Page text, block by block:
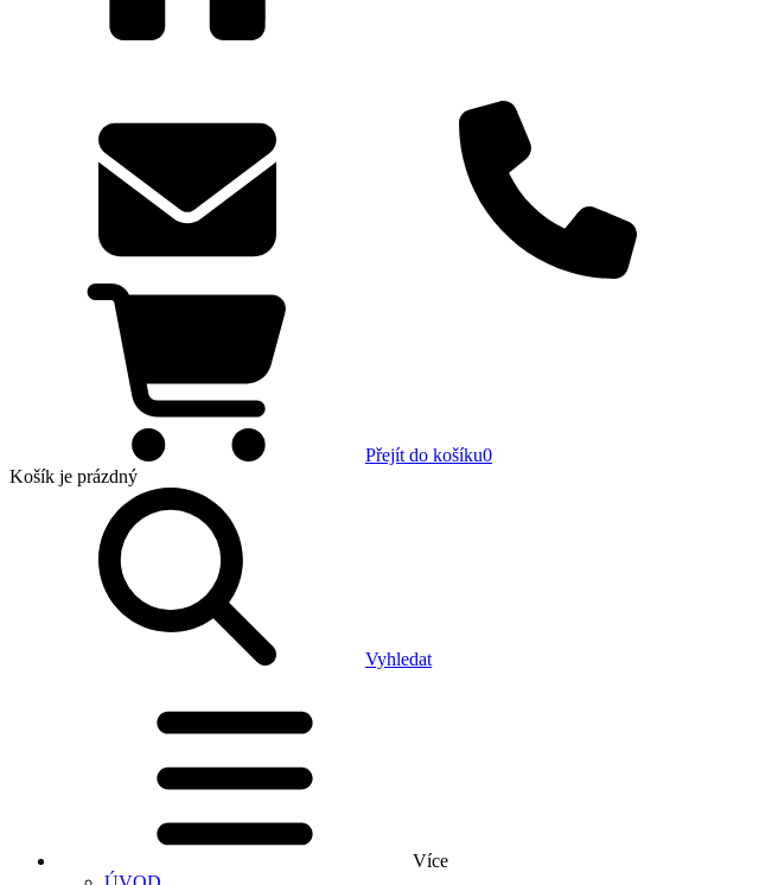
Přejít do košíku0
Košík je prázdný
Vyhledat
Více